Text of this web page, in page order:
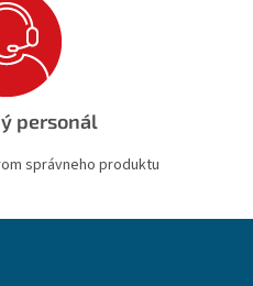
personál
správneho produktu